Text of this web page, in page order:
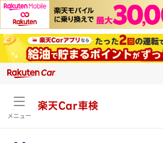
メニュー
楽天Car車検